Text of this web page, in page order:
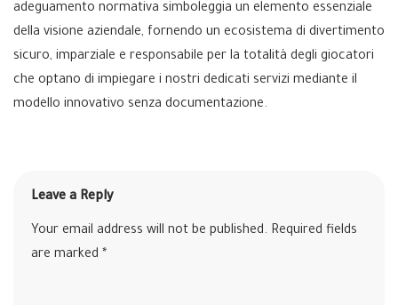
adeguamento normativa simboleggia un elemento essenziale
della visione aziendale, fornendo un ecosistema di divertimento
sicuro, imparziale e responsabile per la totalità degli giocatori
che optano di impiegare i nostri dedicati servizi mediante il
modello innovativo senza documentazione.
Leave a Reply
Your email address will not be published. Required fields
are marked *